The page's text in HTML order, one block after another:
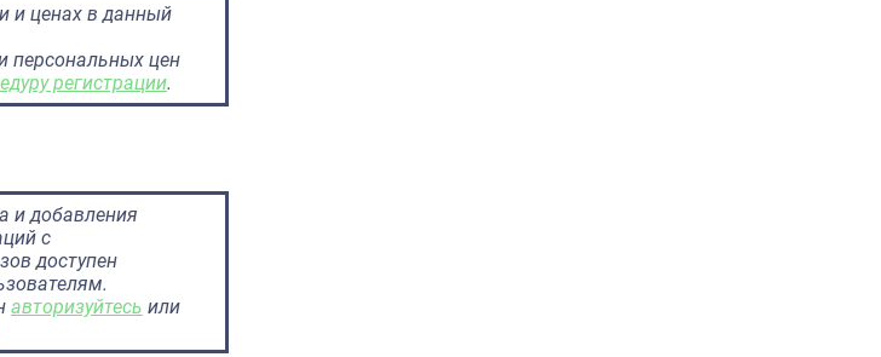
и ценах в данный
персональных цен
регистрации.
и добавления
с
доступен
авторизуйтесь или